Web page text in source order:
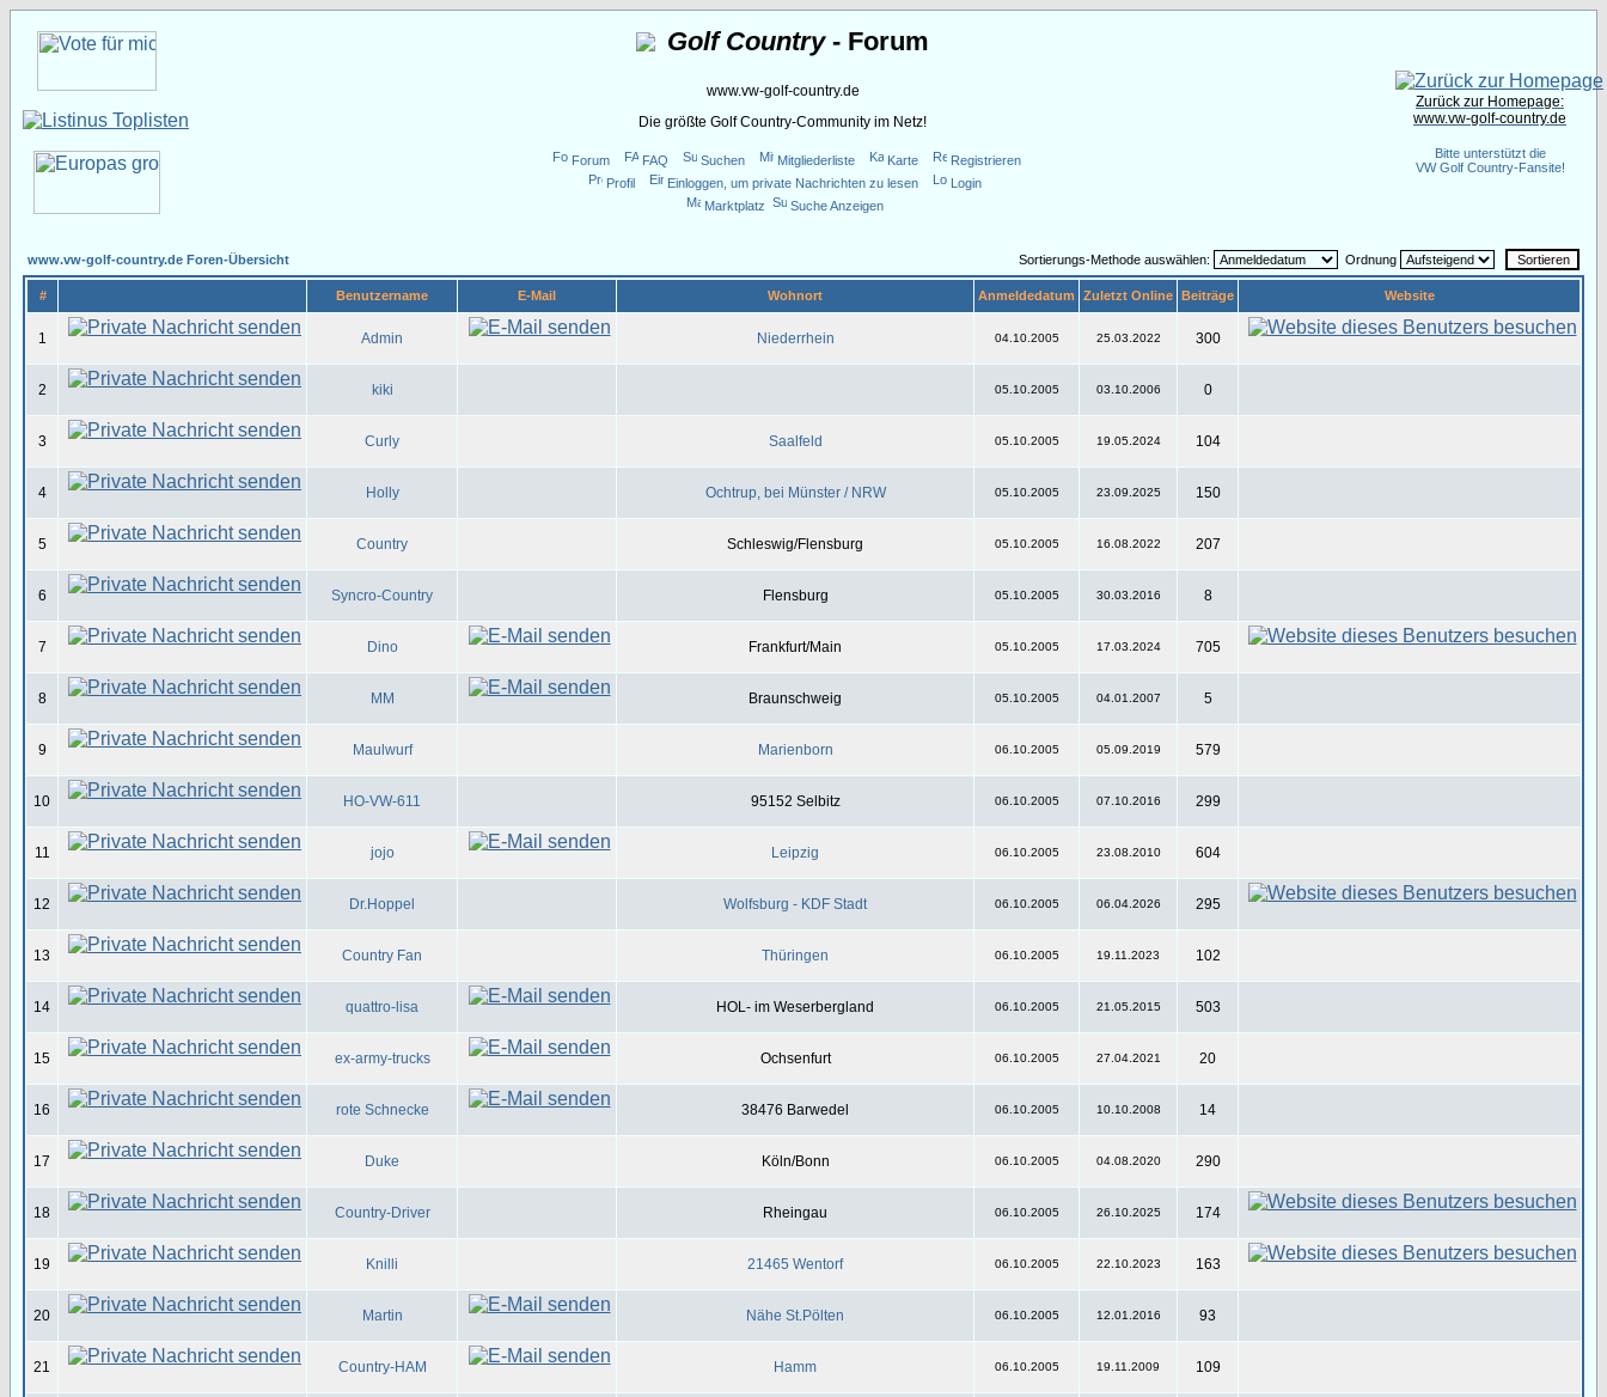
Golf Country- Forum
www.vw-golf-country.de
Die größte Golf Country-Community im Netz!
Forum FAQ Suchen Mitgliederliste Karte
Registrieren
Profil
Einloggen, um private Nachrichten zu lesen
Login
Marktplatz
Suche Anzeigen
Zurück zur Homepage:
www.vw-golf-country.de
Bitte unterstützt die
VW Golf Country-Fansite!
www.vw-golf-country.de Foren-Übersicht Sortierungs-Methode auswählen: Ordnung
# Benutzername E-Mail Wohnort Anmeldedatum Zuletzt Online Beiträge Website
1 Admin Niederrhein 04.10.2005 25.03.2022 300
2 kiki 05.10.2005 03.10.2006 0
3 Curly Saalfeld 05.10.2005 19.05.2024 104
4 Holly Ochtrup, bei Münster / NRW 05.10.2005 23.09.2025 150
5 Country Schleswig/Flensburg 05.10.2005 16.08.2022 207
6 Syncro-Country Flensburg 05.10.2005 30.03.2016 8
7 Dino Frankfurt/Main 05.10.2005 17.03.2024 705
8 MM Braunschweig 05.10.2005 04.01.2007 5
9 Maulwurf Marienborn 06.10.2005 05.09.2019 579
10 HO-VW-611 95152 Selbitz 06.10.2005 07.10.2016 299
11 jojo Leipzig 06.10.2005 23.08.2010 604
12 Dr.Hoppel Wolfsburg - KDF Stadt 06.10.2005 06.04.2026 295
13 Country Fan Thüringen 06.10.2005 19.11.2023 102
14 quattro-lisa HOL- im Weserbergland 06.10.2005 21.05.2015 503
15 ex-army-trucks Ochsenfurt 06.10.2005 27.04.2021 20
16 rote Schnecke 38476 Barwedel 06.10.2005 10.10.2008 14
17 Duke Köln/Bonn 06.10.2005 04.08.2020 290
18 Country-Driver Rheingau 06.10.2005 26.10.2025 174
19 Knilli 21465 Wentorf 06.10.2005 22.10.2023 163
20 Martin Nähe St.Pölten 06.10.2005 12.01.2016 93
21 Country-HAM Hamm 06.10.2005 19.11.2009 109